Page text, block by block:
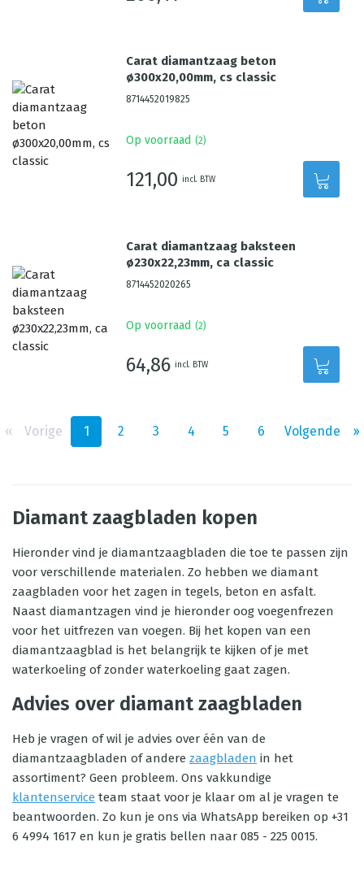
Carat diamantzaag beton
ø300x20,00mm, cs classic
8714452019825
Op voorraad (2)
121,00 incl. BTW
Carat diamantzaag baksteen
ø230x22,23mm, ca classic
8714452020265
Op voorraad (2)
64,86 incl. BTW
‹‹ Vorige 1 2 3 4 5 6 Volgende ››
Diamant zaagbladen kopen
Hieronder vind je diamantzaagbladen die toe te passen zijn
voor verschillende materialen. Zo hebben we diamant
zaagbladen voor het zagen in tegels, beton en asfalt.
Naast diamantzagen vind je hieronder oog voegenfrezen
voor het uitfrezen van voegen. Bij het kopen van een
diamantzaagblad is het belangrijk te kijken of je met
waterkoeling of zonder waterkoeling gaat zagen.
Advies over diamant zaagbladen
Heb je vragen of wil je advies over één van de
diamantzaagbladen of andere zaagbladen in het
assortiment? Geen probleem. Ons vakkundige
klantenservice team staat voor je klaar om al je vragen te
beantwoorden. Zo kun je ons via WhatsApp bereiken op +31
6 4994 1617 en kun je gratis bellen naar 085 - 225 0015.